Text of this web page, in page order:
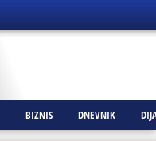
BIZNIS DNEVNIK